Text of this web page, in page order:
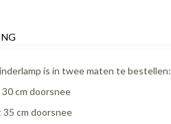
is in twee maten te bestellen:
30 cm doorsnee
35 cm doorsnee